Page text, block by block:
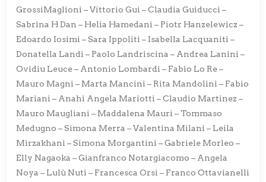
GrossiMaglioni – Vittorio Gui – Claudia Guiducci –
Sabrina H Dan – Helia Hamedani – Piotr Hanzelewicz –
Edoardo Iosimi – Sara Ippoliti – Isabella Lacquaniti –
Donatella Landi – Paolo Landriscina – Andrea Lanini –
Ovidiu Leuce – Antonio Lombardi – Fabio Lo Re –
Mauro Magni – Marta Mancini – Rita Mandolini – Fabio
Mariani – Anahi Angela Mariotti – Claudio Martinez –
Mauro Maugliani – Maddalena Mauri – Tommaso
Medugno – Simona Merra – Valentina Milani – Leila
Mirzakhani – Simona Morgantini – Gabriele Morleo –
Elly Nagaoka – Gianfranco Notargiacomo – Angela
Noya – Lulù Nuti – Francesca Orsi – Franco Ottavianelli